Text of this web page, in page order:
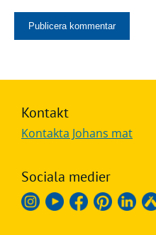
Kontakt
Kontakta Johans mat
Sociala medier